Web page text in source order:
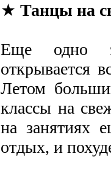
★ Танцы на
Еще одно
открывается
Летом
классы на
на занятиях
отдых, и